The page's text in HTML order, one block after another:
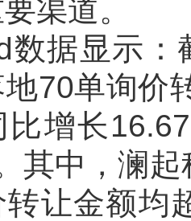
渠道。
数据显示：
70单询价
比增长
其中，澜
转让金额均